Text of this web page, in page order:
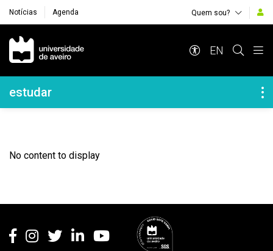
Notícias Agenda Quem sou?
Navegação Principal
EN
Navegação Lateral
estudar
No content to display